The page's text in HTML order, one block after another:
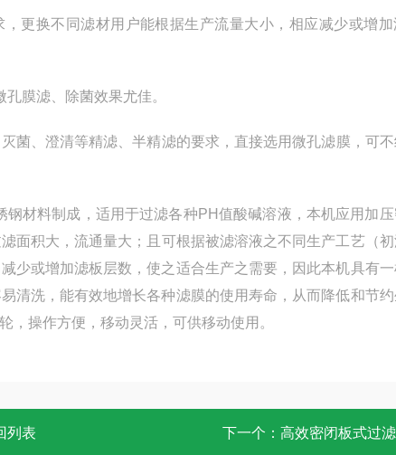
更换不同滤材用户能根据生产流量大小，相应减少或增
膜滤、除菌效果尤佳。
菌、澄清等精滤、半精滤的要求，直接选用微孔滤膜，可
材料制成，适用于过滤各种PH值酸碱溶液，本机应用加
面积大，流通量大；且可根据被滤溶液之不同生产工艺（
少或增加滤板层数，使之适合生产之需要，因此本机具有
清洗，能有效地增长各种滤膜的使用寿命，从而降低和节
，操作方便，移动灵活，可供移动使用。
列表 下一个： 高效密闭板式过